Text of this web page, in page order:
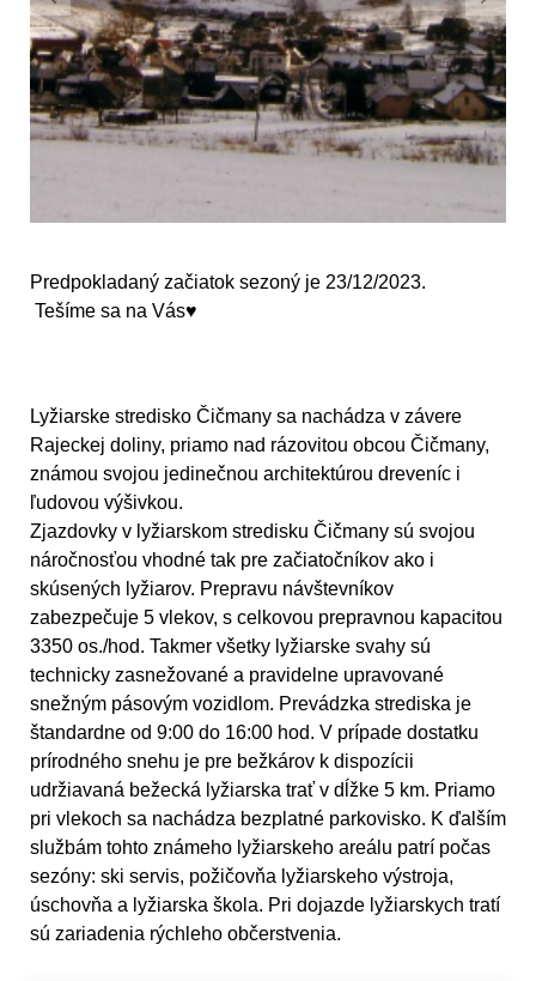
Predpokladaný začiatok sezoný je 23/12/2023.
Tešíme sa na Vás♥
Lyžiarske stredisko Čičmany sa nachádza v závere
Rajeckej doliny, priamo nad rázovitou obcou Čičmany,
známou svojou jedinečnou architektúrou dreveníc i
ľudovou výšivkou.
Zjazdovky v lyžiarskom stredisku Čičmany sú svojou
náročnosťou vhodné tak pre začiatočníkov ako i
skúsených lyžiarov. Prepravu návštevníkov
zabezpečuje 5 vlekov, s celkovou prepravnou kapacitou
3350 os./hod. Takmer všetky lyžiarske svahy sú
technicky zasnežované a pravidelne upravované
snežným pásovým vozidlom. Prevádzka strediska je
štandardne od 9:00 do 16:00 hod. V prípade dostatku
prírodného snehu je pre bežkárov k dispozícii
udržiavaná bežecká lyžiarska trať v dĺžke 5 km. Priamo
pri vlekoch sa nachádza bezplatné parkovisko. K ďalším
službám tohto známeho lyžiarskeho areálu patrí počas
sezóny: ski servis, požičovňa lyžiarskeho výstroja,
úschovňa a lyžiarska škola. Pri dojazde lyžiarskych tratí
sú zariadenia rýchleho občerstvenia.